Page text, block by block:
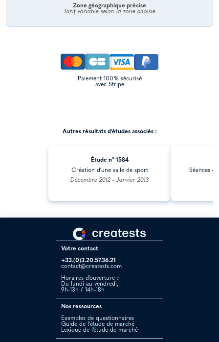
Zone géographique précise
Tarif variable selon la zone choisie
Paiement 100% sécurisé
avec Stripe
Autres résultats d’études associés :
Étude n° 1584
Création d'une salle de sport
Décembre 2012 - Janvier 2013
Séances
Votre contact
+33.(0)3.20.57.36.21
contact@creatests.com
Horaires d’ouverture :
Du lundi au vendredi,
9h-13h / 14h-18h
Nos ressources
Exemples de questionnaires
Guide de l'étude de marché
Lexique de l’étude de marché